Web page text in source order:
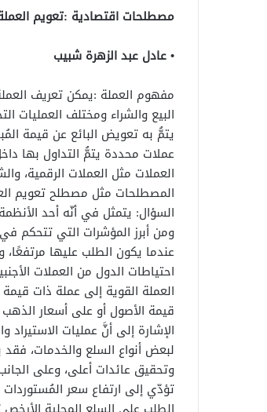
مصطلحات اقتصادية :تعويم
• عادل عبد الزهرة شبيب
مفهوم العملة :يمكن تعريف
البيع والشراء ومختلف العمليات
يتمُّ به تعويض البائع عن قيمة
عملات محددة يتمُّ التداول بها
العملات مثل العملات الرقمية،
المصطلحات مثل مصطلح تعويم
السؤال: يتمثل في أنّه أحد
ومن أبرز المؤشرات التي تتحكم
عندما يكون الطلب عليها
احتياطات الدول من العملات
العملة القوية إلى عملة ذات
قيمة الأصول أو على أسعار
الإشارة إلى أنَّ عمليات
لبعض أنواع السلع والخدمات،
وتحقيق عائدات أعلى، وعلى
تؤدّي إلى ارتفاع سعر